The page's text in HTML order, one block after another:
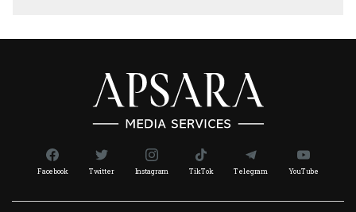
Facebook Twitter Instagram TikTok Telegram YouTube